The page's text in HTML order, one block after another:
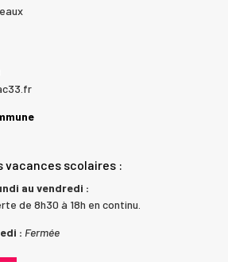
vacances scolaires :
au vendredi :
de 8h30 à 18h en continu.
: Fermée